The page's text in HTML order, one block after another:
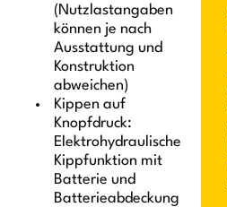
(Nutzlastangaben
können je nach
Ausstattung und
Konstruktion
abweichen)
Kippen auf
Knopfdruck:
Elektrohydraulische
Kippfunktion mit
Batterie und
Batterieabdeckung